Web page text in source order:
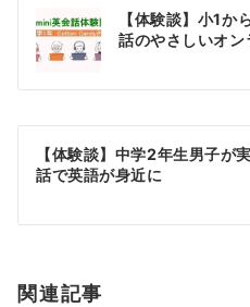
ン
【体験談】小1
話のやさしいオ
【体験談】中学2年生男子が
話で英語が身近に
関連記事